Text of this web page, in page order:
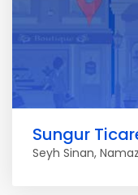
Sungur
Seyh Sinan,